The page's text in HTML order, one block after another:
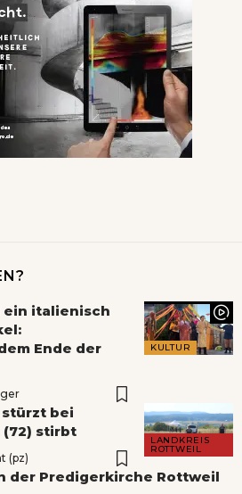
KULTUR
ein italienisch
Ende der
LANDKREIS
ROTTWEIL
bei
(72) stirbt
(pz)
der Predigerkirche Rottweil